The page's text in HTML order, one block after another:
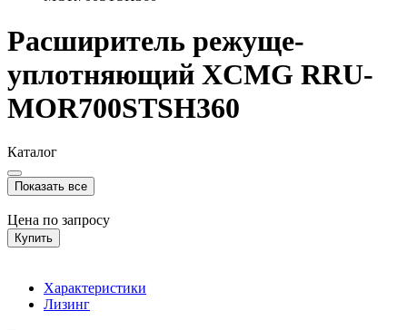
Расширитель режуще-
уплотняющий XCMG RRU-
MOR700STSH360
Каталог
Показать все
Цена по запросу
Купить
Характеристики
Лизинг